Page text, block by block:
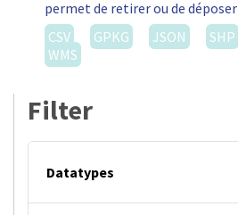
permet de retirer ou de
CSV
GPKG JSON SHP
WMS
Filter
Datatypes